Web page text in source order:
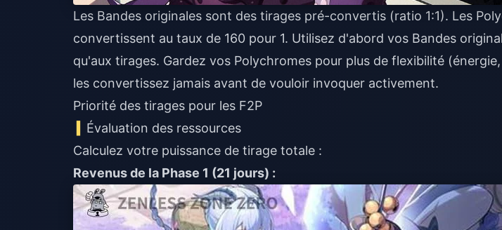
Les Bandes originales sont des tirages pré-convertis (ratio 1:1). Les
convertissent au taux de 160 pour 1. Utilisez d'abord vos Bandes
qu'aux tirages. Gardez vos Polychromes pour plus de flexibilité
les convertissez jamais avant de vouloir invoquer activement.
Priorité des tirages pour les F2P
Évaluation des ressources
Calculez votre puissance de tirage totale :
Revenus de la Phase 1 (21 jours) :